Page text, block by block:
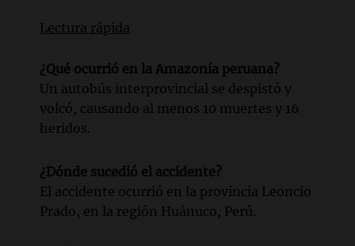
Lectura rápida
¿Qué ocurrió en la Amazonía peruana?
Un autobús interprovincial se despistó y
volcó, causando al menos 10 muertes y 16
heridos.
¿Dónde sucedió el accidente?
El accidente ocurrió en la provincia Leoncio
Prado, en la región Huánuco, Perú.